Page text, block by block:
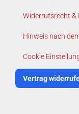
Widerrufsrecht
Hinweis nach
Cookie
Vertrag